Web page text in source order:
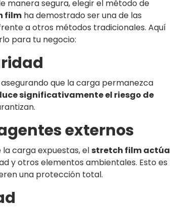
segura, elegir el método de
film ha demostrado ser una de las
a otros métodos tradicionales. Aquí
para tu negocio:
que la carga permanezca
significativamente el riesgo de
externos
carga expuestas, elstretch film actúa
y otros elementos ambientales. Esto es
una protección total.